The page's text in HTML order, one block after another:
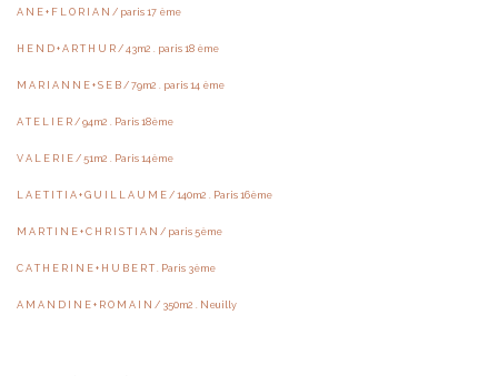
A N E + F L O R I A N / paris 17 ème
H E N D + A R T H U R / 43m2 . paris 18 ème
M A R I A N N E + S E B / 79m2 . paris 14 ème
A T E L I E R / 94m2 . Paris 18ème
V A L E R I E / 51m2 . Paris 14ème
L A E T I T I A + G U I L L A U M E / 140m2 . Paris 16ème
M A R T I N E + C H R I S T I A N / paris 5ème
C A T H E R I N E + H U B E R T . Paris 3ème
A M A N D I N E + R O M A I N / 350m2 . Neuilly